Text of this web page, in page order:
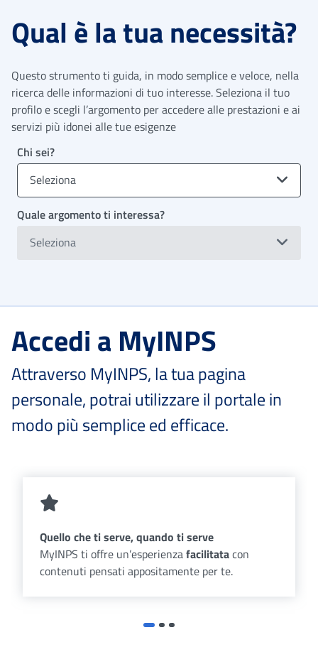
Qual è la tua necessità?
Questo strumento ti guida, in modo semplice e veloce, nella
ricerca delle informazioni di tuo interesse. Seleziona il tuo
profilo e scegli l’argomento per accedere alle prestazioni e ai
servizi più idonei alle tue esigenze
Chi sei?
Seleziona
Quale argomento ti interessa?
Seleziona
Accedi a MyINPS
Attraverso MyINPS, la tua pagina
personale, potrai utilizzare il portale in
modo più semplice ed efficace.
Quello che ti serve, quando ti serve
MyINPS ti offre un’esperienzafacilitatacon
contenuti pensati appositamente per te.